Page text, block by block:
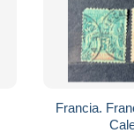
Francia.